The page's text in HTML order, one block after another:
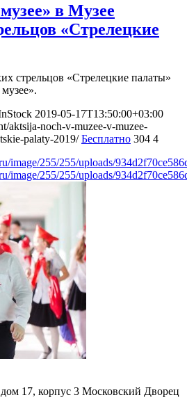
в Музее
«Стрелецкие
стрельцов «Стрелецкие палаты»
2019-05-17T13:50:00+03:00
aktsija-noch-v-muzee-v-muzee-
palaty-2019/ Бесплатно 304 4
image/255/255/uploads/
image/255/255/uploads/
17, корпус 3 Московский Дворец